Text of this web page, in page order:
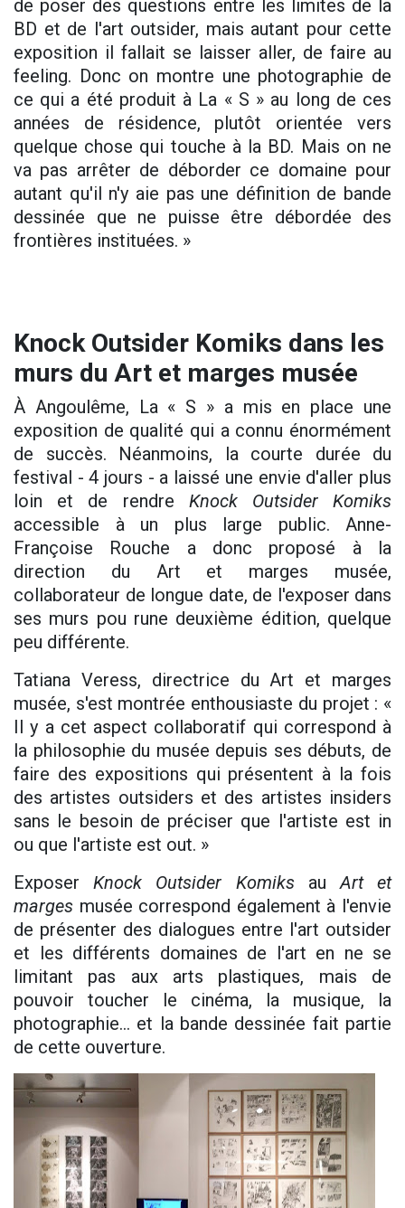
de poser des questions entre les limites de la
BD et de l'art outsider, mais autant pour cette
exposition il fallait se laisser aller, de faire au
feeling. Donc on montre une photographie de
ce qui a été produit à La « S » au long de ces
années de résidence, plutôt orientée vers
quelque chose qui touche à la BD. Mais on ne
va pas arrêter de déborder ce domaine pour
autant qu'il n'y aie pas une définition de bande
dessinée que ne puisse être débordée des
frontières instituées. »
Knock Outsider Komiks dans les
murs du Art et marges musée
À Angoulême, La « S » a mis en place une
exposition de qualité qui a connu énormément
de succès. Néanmoins, la courte durée du
festival - 4 jours - a laissé une envie d'aller plus
loin et de rendre Knock Outsider Komiks
accessible à un plus large public. Anne-
Françoise Rouche a donc proposé à la
direction du Art et marges musée,
collaborateur de longue date, de l'exposer dans
ses murs pou rune deuxième édition, quelque
peu différente.
Tatiana Veress, directrice du Art et marges
musée, s'est montrée enthousiaste du projet : «
Il y a cet aspect collaboratif qui correspond à
la philosophie du musée depuis ses débuts, de
faire des expositions qui présentent à la fois
des artistes outsiders et des artistes insiders
sans le besoin de préciser que l'artiste est in
ou que l'artiste est out. »
ExposerKnock Outsider KomiksauArt et
marges musée correspond également à l'envie
de présenter des dialogues entre l'art outsider
et les différents domaines de l'art en ne se
limitant pas aux arts plastiques, mais de
pouvoir toucher le cinéma, la musique, la
photographie... et la bande dessinée fait partie
de cette ouverture.